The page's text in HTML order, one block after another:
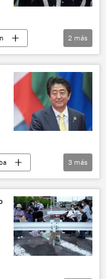
2 más
3 más